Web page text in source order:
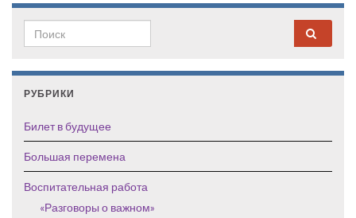
Search for:
РУБРИКИ
Билет в будущее
Большая перемена
Воспитательная работа
«Разговоры о важном»